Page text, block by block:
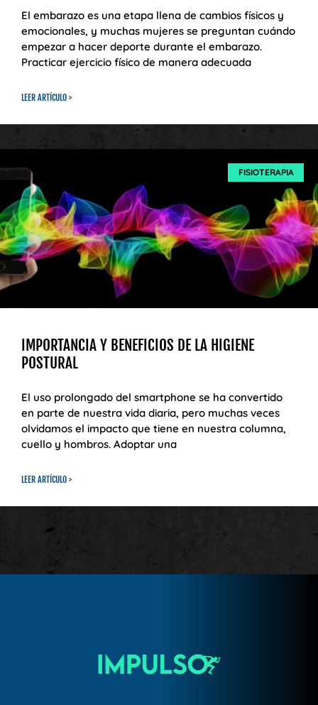
El embarazo es una etapa llena de cambios físicos y
emocionales, y muchas mujeres se preguntan cuándo
empezar a hacer deporte durante el embarazo.
Practicar ejercicio físico de manera adecuada
LEER ARTÍCULO >
FISIOTERAPIA
IMPORTANCIA Y BENEFICIOS DE LA HIGIENE
POSTURAL
El uso prolongado del smartphone se ha convertido
en parte de nuestra vida diaria, pero muchas veces
olvidamos el impacto que tiene en nuestra columna,
cuello y hombros. Adoptar una
LEER ARTÍCULO >